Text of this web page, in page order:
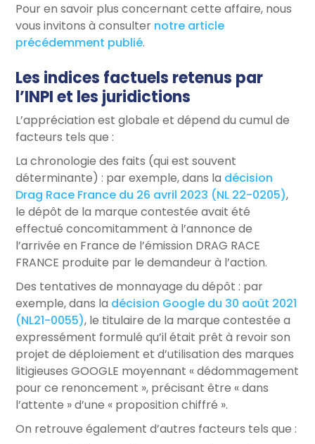
Pour en savoir plus concernant cette affaire, nous
vous invitons à consulter notre article
précédemment publié.
Les indices factuels retenus par
l’INPI et les juridictions
L’appréciation est globale et dépend du cumul de
facteurs tels que :
La chronologie des faits (qui est souvent
déterminante) : par exemple, dans la décision
Drag Race France du 26 avril 2023 (NL 22-0205),
le dépôt de la marque contestée avait été
effectué concomitamment à l’annonce de
l’arrivée en France de l’émission DRAG RACE
FRANCE produite par le demandeur à l’action.
Des tentatives de monnayage du dépôt : par
exemple, dans la décision Google du 30 août 2021
(NL21-0055), le titulaire de la marque contestée a
expressément formulé qu’il était prêt à revoir son
projet de déploiement et d’utilisation des marques
litigieuses GOOGLE moyennant « dédommagement
pour ce renoncement », précisant être « dans
l’attente » d’une « proposition chiffré ».
On retrouve également d’autres facteurs tels que :